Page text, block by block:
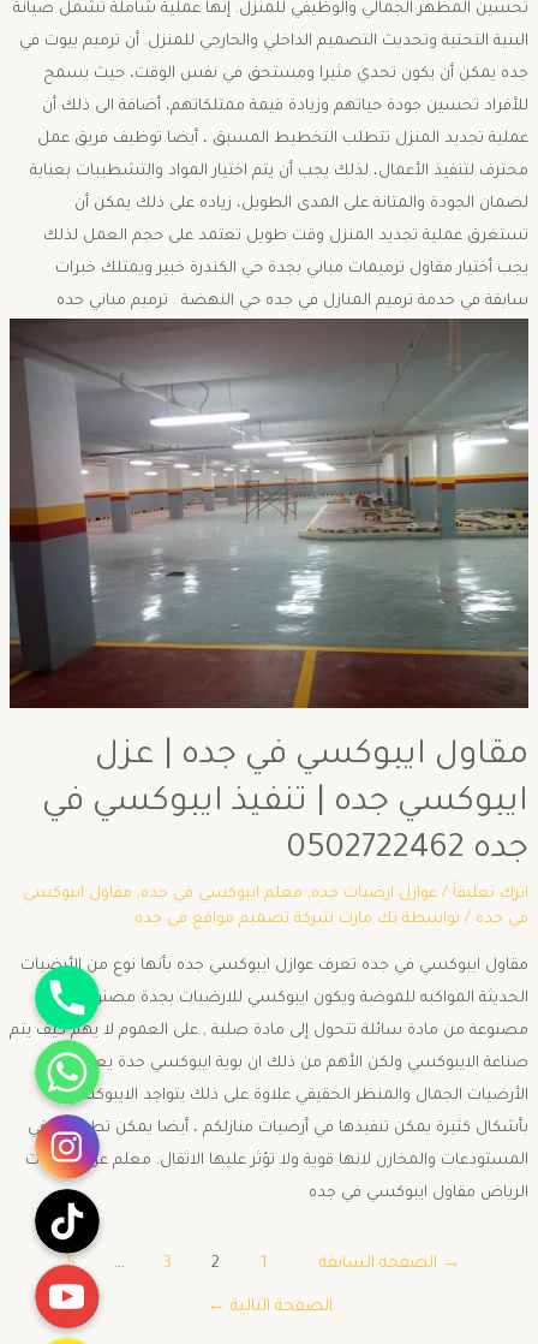
تحسين المظهر الجمالي والوظيفي للمنزل. إنها عملية شاملة تشمل صيانة
البنية التحتية وتحديث التصميم الداخلي والخارجي للمنزل. أن ترميم بيوت في
جده يمكن أن يكون تحدي مثيرا ومستحق في نفس الوقت، حيث يسمح
للأفراد تحسين جودة حياتهم وزيادة قيمة ممتلكاتهم، أضافة الى ذلك أن
عملية تجديد المنزل تتطلب التخطيط المسبق ، أيضا توظيف فريق عمل
محترف لتنفيذ الأعمال، لذلك يجب أن يتم اختيار المواد والتشطيبات بعناية
لضمان الجودة والمتانة على المدى الطويل، زياده على ذلك يمكن أن
تستغرق عملية تجديد المنزل وقت طويل تعتمد على حجم العمل لذلك
يجب أختيار مقاول ترميمات مباني بجدة حي الكندرة خبير ويمتلك خبرات
سابقة في خدمة ترميم المنازل في جده حي النهضة . ترميم مباني جده
مقاول ايبوكسي في جده | عزل
ايبوكسي جده | تنفيذ ايبوكسي في
جده 0502722462
اترك تعليقاً / عوازل ارضيات جده, معلم ايبوكسي في جده, مقاول ايبوكسي
في جده / بواسطة تك مارت شركة تصميم مواقع في جده
مقاول ايبوكسي في جده تعرف عوازل ايبوكسي جده بأنها نوع من الأرضيات
الحديثة المواكبه للموضة ويكون ايبوكسي للارضيات بجدة مصنوع من
مصنوعة من مادة سائلة تتحول إلى مادة صلبة , على العموم لا يهم كيف يتم
صناعة الايبوكسي ولكن الأهم من ذلك ان بوية ايبوكسي جدة يعطي
الأرضيات الجمال والمنظر الحقيقي علاوة على ذلك يتواجد الايبوكسي
بأشكال كثيرة يمكن تنفيذها في أرضيات منازلكم ، أيضا يمكن تطبيقها في
المستودعات والمخازن لانها قوية ولا تؤثر عليها الاثقال. معلم عزل ارضيات
الرياض مقاول ايبوكسي في جده
→ الصفحة السابقة 1
2
3
…
5
الصفحة التالية ←
جوال
واتساب
انستقرام
تيك توك
يوتيوب
Snapchat